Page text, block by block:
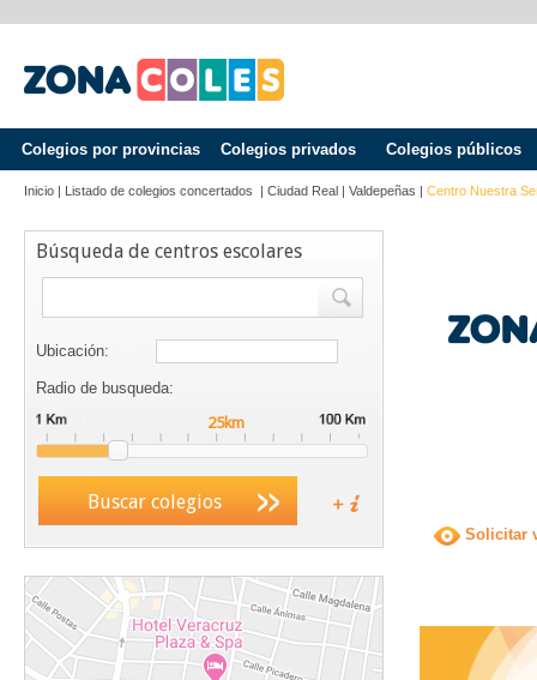
Colegios por provincias Colegios privados Colegios públicos
Inicio | Listado de colegios concertados | Ciudad Real | Valdepeñas | Centro Nuestra
Búsqueda de centros escolares
Ubicación:
Radio de busqueda:
Buscar colegios
Solicitar